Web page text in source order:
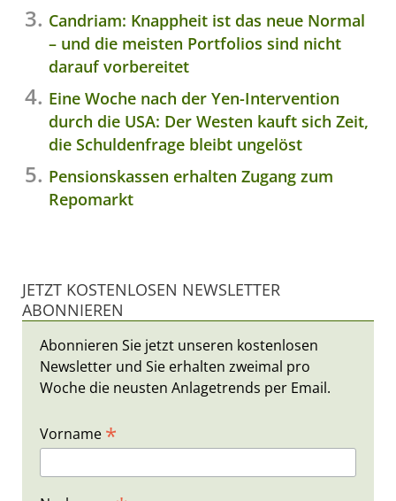
Candriam: Knappheit ist das neue Normal
– und die meisten Portfolios sind nicht
darauf vorbereitet
Eine Woche nach der Yen-Intervention
durch die USA: Der Westen kauft sich Zeit,
die Schuldenfrage bleibt ungelöst
Pensionskassen erhalten Zugang zum
Repomarkt
JETZT KOSTENLOSEN NEWSLETTER
ABONNIEREN
Abonnieren Sie jetzt unseren kostenlosen
Newsletter und Sie erhalten zweimal pro
Woche die neusten Anlagetrends per Email.
Vorname *